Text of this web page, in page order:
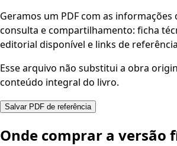
Geramos um PDF com as informações
consulta e compartilhamento: ficha
editorial disponível e links de
Esse arquivo não substitui a obra
conteúdo integral do livro.
Salvar PDF de referência
Onde comprar a versão